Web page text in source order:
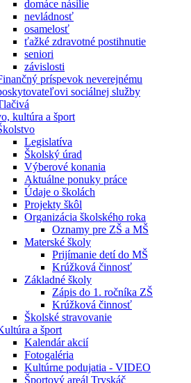
domáce násilie
nevládnosť
osamelosť
ťažké zdravotné postihnutie
seniori
závislosti
príspevok neverejnému
sociálnej služby
kultúra a šport
Legislatíva
Školský úrad
Výberové konania
Aktuálne ponuky práce
Údaje o školách
Projekty škôl
Organizácia školského roka
Oznamy pre ZŠ a MŠ
Materské školy
Prijímanie detí do MŠ
Krúžková činnosť
Základné školy
Zápis do 1. ročníka ZŠ
Krúžková činnosť
Školské stravovanie
a šport
Kalendár akcií
Fotogaléria
Kultúrne podujatia - VIDEO
Športový areál Tryskáč